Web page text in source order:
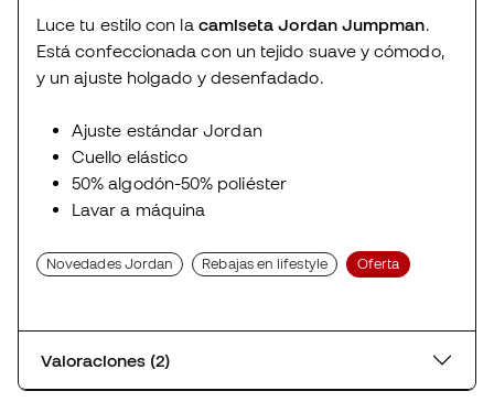
Luce tu estilo con la camiseta Jordan Jumpman
Está confeccionada con un tejido suave y cómodo,
y un ajuste holgado y desenfadado.
Ajuste estándar Jordan
Cuello elástico
50% algodón-50% poliéster
Lavar a máquina
Novedades Jordan Rebajas en lifestyle Oferta
Valoraciones (2)